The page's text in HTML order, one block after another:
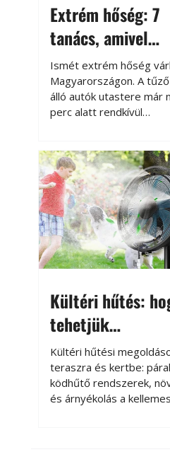
Extrém hőség: 7
tanács, amivel
megóvhatjuk
autónkat a nyári
károktól
Ismét extrém hőség
Magyarországon. A tűző
álló autók utastere már
perc alatt rendkívül
megközelítheti. Ez
beszállást teszi
hanem az autó
benne hagyott
káros hatással lehet.
egyszerű
azonban jelentősen
csökkenthetjük a hőség
Kültéri hűtés:
tehetjük
kellemesebbé a
teraszt és a
Kültéri hűtési
teraszra és kertbe:
ködhűtő rendszerek,
és árnyékolás a